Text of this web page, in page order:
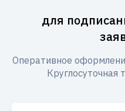
для
Оперативное
Круглосуточная